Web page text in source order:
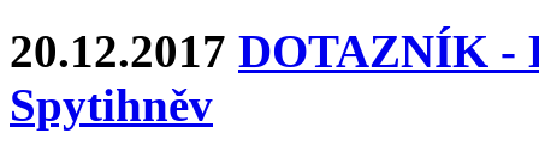
20.12.2017 DOTAZNÍK -
Spytihněv